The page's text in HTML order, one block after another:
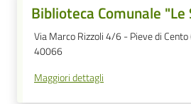
Biblioteca Comunale "Le
Via Marco Rizzoli 4/6 - Pieve di Cento
40066
Maggiori dettagli